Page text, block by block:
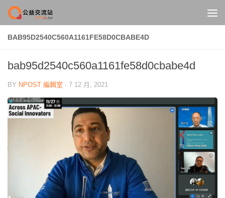
Skip to content
BAB95D2540C560A1161FE58D0CBABE4D
bab95d2540c560a1161fe58d0cbabe4d
BY NPOST 編輯室 · 7 12 月, 2021